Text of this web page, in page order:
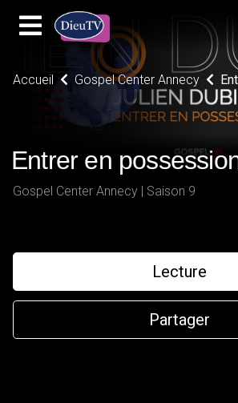
Accueil Gospel Center Annecy
Entrer en
Gospel Center Annecy | Saison 9
Lecture
Partager